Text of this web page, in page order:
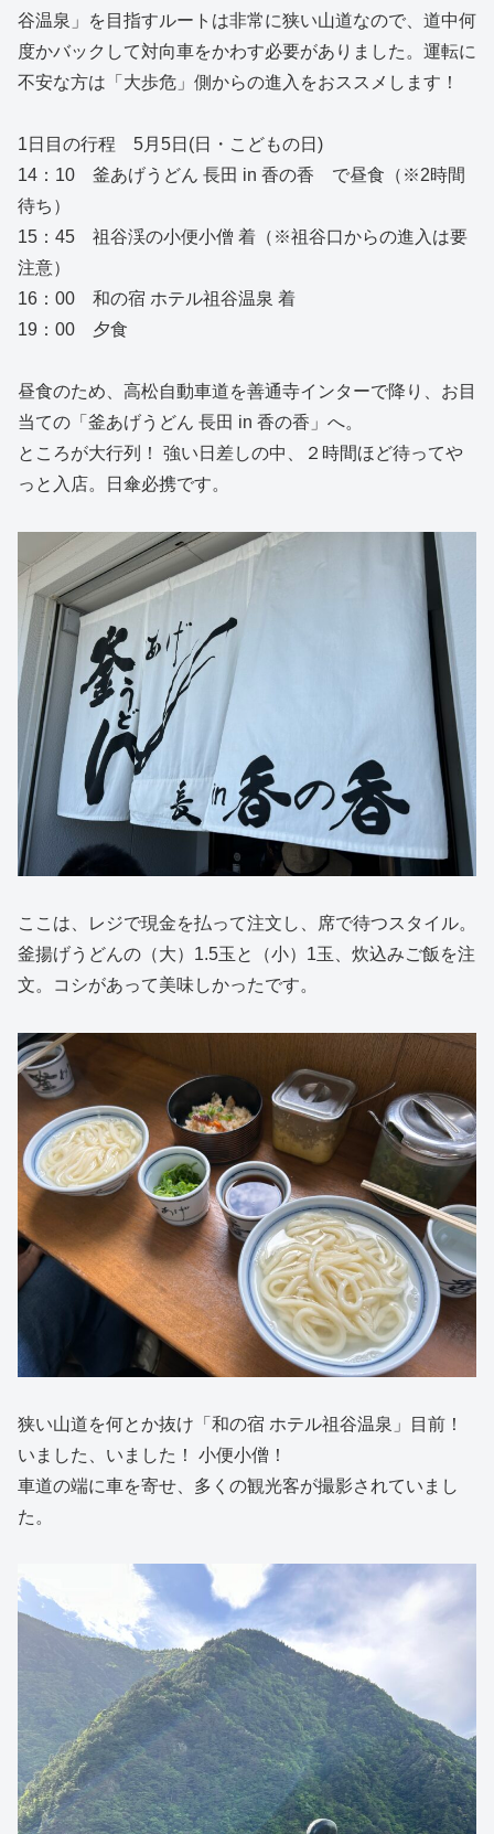
谷温泉」を目指すルートは非常に狭い山道なので、道中何
度かバックして対向車をかわす必要がありました。運転に
不安な方は「大歩危」側からの進入をおススメします！
1日目の行程 5月5日(日・こどもの日)
14：10 釜あげうどん 長田 in 香の香 で昼食（※2時間
待ち）
15：45 祖谷渓の小便小僧 着（※祖谷口からの進入は要
注意）
16：00 和の宿 ホテル祖谷温泉 着
19：00 夕食
昼食のため、高松自動車道を善通寺インターで降り、お目
当ての「釜あげうどん 長田 in 香の香」へ。
ところが大行列！ 強い日差しの中、２時間ほど待ってや
っと入店。日傘必携です。
ここは、レジで現金を払って注文し、席で待つスタイル。
釜揚げうどんの（大）1.5玉と（小）1玉、炊込みご飯を注
文。コシがあって美味しかったです。
狭い山道を何とか抜け「和の宿 ホテル祖谷温泉」目前！
いました、いました！ 小便小僧！
車道の端に車を寄せ、多くの観光客が撮影されていまし
た。